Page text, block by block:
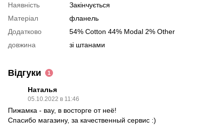
Наявність
Закінчується
Матеріал
фланель
Додатково
54% Cotton 44% Modal 2% Other
довжина
зі штанами
Відгуки 1
Наталья
05.10.2022 в 11:46
Пижамка - вау, в восторге от неё!
Спасибо магазину, за качественный сервис :)